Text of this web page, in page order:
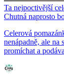
Ta nejpoctivější
Chutná naprosto
Celerová
nenápadně, ale na
promíchat a